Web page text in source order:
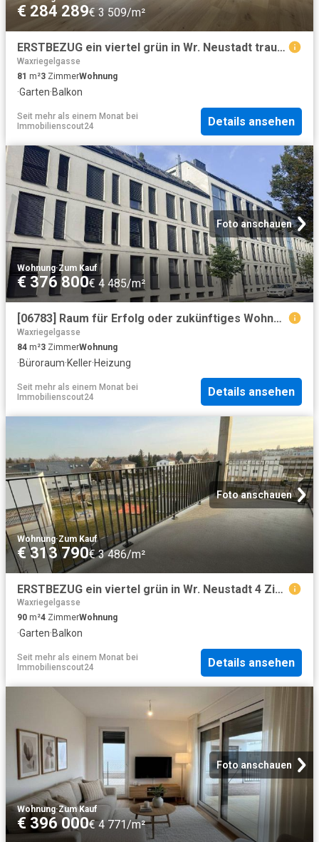
€ 284 289€ 3 509/m²
ERSTBEZUG ein viertel grün in Wr. Neustadt traumhafte 3 Zimmer Gartenwohnung
Waxriegelgasse
81 m²3 ZimmerWohnung
·Garten·Balkon
Seit mehr als einem Monat bei
Immobilienscout24
Details ansehen
Foto anschauen
Wohnung·Zum Kauf
€ 376 800€ 4 485/m²
[06783] Raum für Erfolg oder zukünftiges Wohnen?
Waxriegelgasse
84 m²3 ZimmerWohnung
·Büroraum·Keller·Heizung
Seit mehr als einem Monat bei
Immobilienscout24
Details ansehen
Foto anschauen
Wohnung·Zum Kauf
€ 313 790€ 3 486/m²
ERSTBEZUG ein viertel grün in Wr. Neustadt 4 Zimmer Traum für Familien
Waxriegelgasse
90 m²4 ZimmerWohnung
·Garten·Balkon
Seit mehr als einem Monat bei
Immobilienscout24
Details ansehen
Foto anschauen
Wohnung·Zum Kauf
€ 396 000€ 4 771/m²